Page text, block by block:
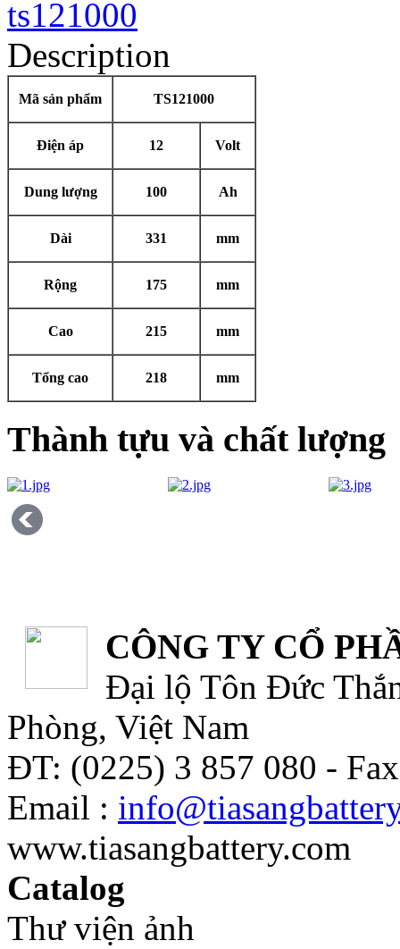
Description
Mã sản phẩm TS121000
Điện áp 12 Volt
Dung lượng 100 Ah
Dài 331 mm
Rộng 175 mm
Cao 215 mm
Tổng cao 218 mm
Thành tựu và chất lượng
CÔNG TY CỔ
Đại lộ Tôn Đức
Phòng, Việt Nam
ĐT: (0225) 3 857 080 -
Email :
www.tiasangbattery.com
Catalog
Thư viện ảnh